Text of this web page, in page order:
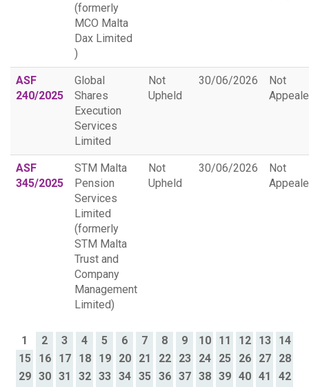
(formerly
MCO Malta
Dax Limited
)
ASF
240/2025
Global
Shares
Execution
Services
Limited
Not
Upheld
30/06/2026
Not
ASF
345/2025
STM Malta
Pension
Services
Limited
(formerly
STM Malta
Trust and
Company
Management
Limited)
Not
Upheld
30/06/2026
Not
1 2 3 4 5 6 7 8 9 10 11 12 13
14
15
16 17 18 19 20 21 22 23 24 25 26 27
28
29
30 31 32 33 34 35 36 37 38 39 40 41
42